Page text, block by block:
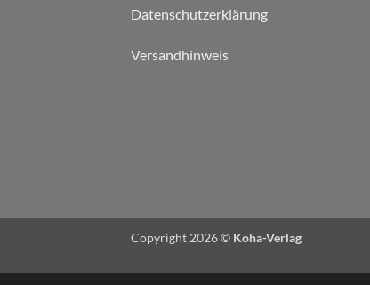
Datenschutzerklärung
Versandhinweis
Copyright 2026 © Koha-Verlag